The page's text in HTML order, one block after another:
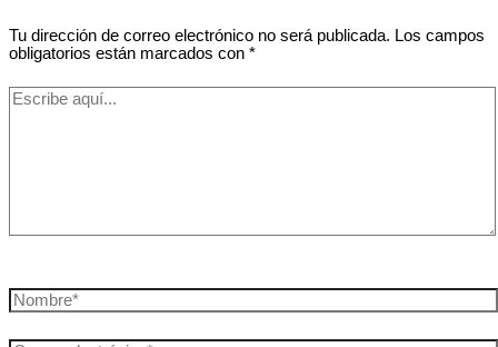
Tu dirección de correo electrónico no será publicada. Los campos
obligatorios están marcados con *
Escribe
Nombre*